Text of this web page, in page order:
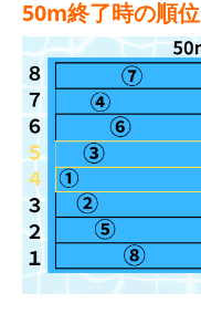
50m終了時の順位